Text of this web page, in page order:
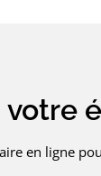
votre
en ligne